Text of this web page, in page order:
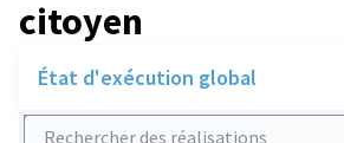
citoyen
État d'exécution global
Rechercher des réalisations